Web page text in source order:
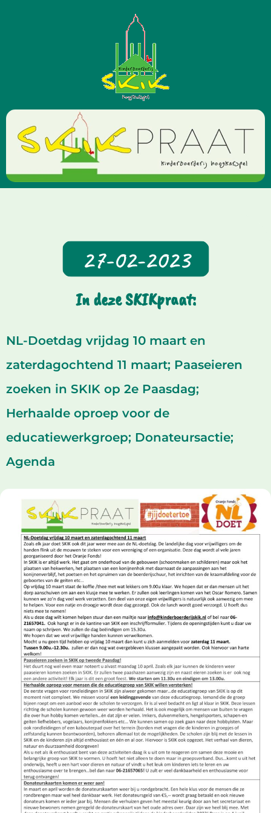
In deze SKIKpraat:
NL-Doetdag vrijdag 10 maart en
zaterdagochtend 11 maart; Paaseieren
zoeken in SKIK op 2e Paasdag;
Herhaalde oproep voor de
educatiewerkgroep; Donateursactie;
Agenda